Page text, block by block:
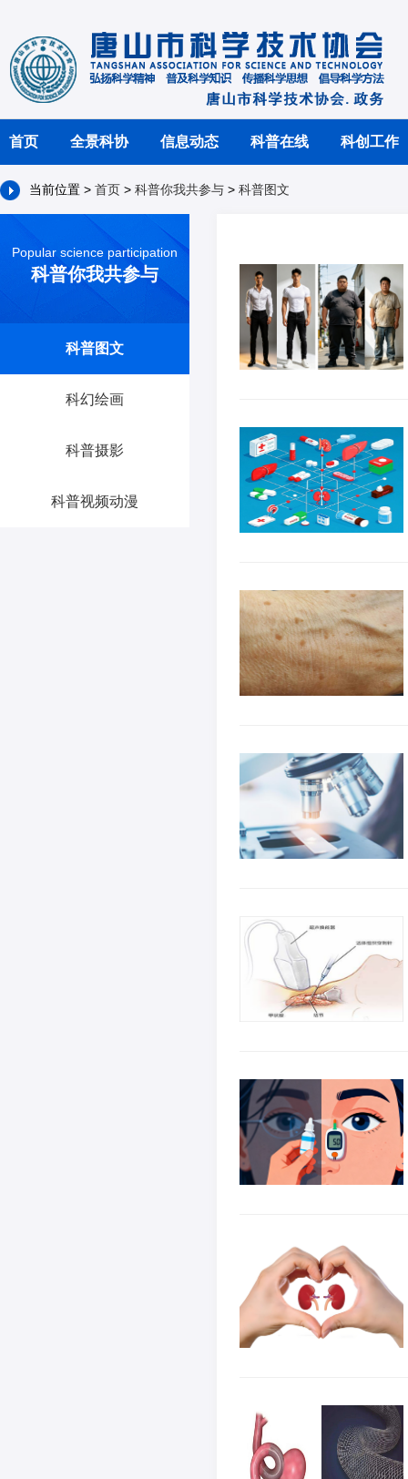
首页 全景科协 信息动态 科普在线 科创工作
当前位置 > 首页 > 科普你我共参与 > 科普图文
Popular science participation
科普你我共参与
科普图文
科幻绘画
科普摄影
科普视频动漫